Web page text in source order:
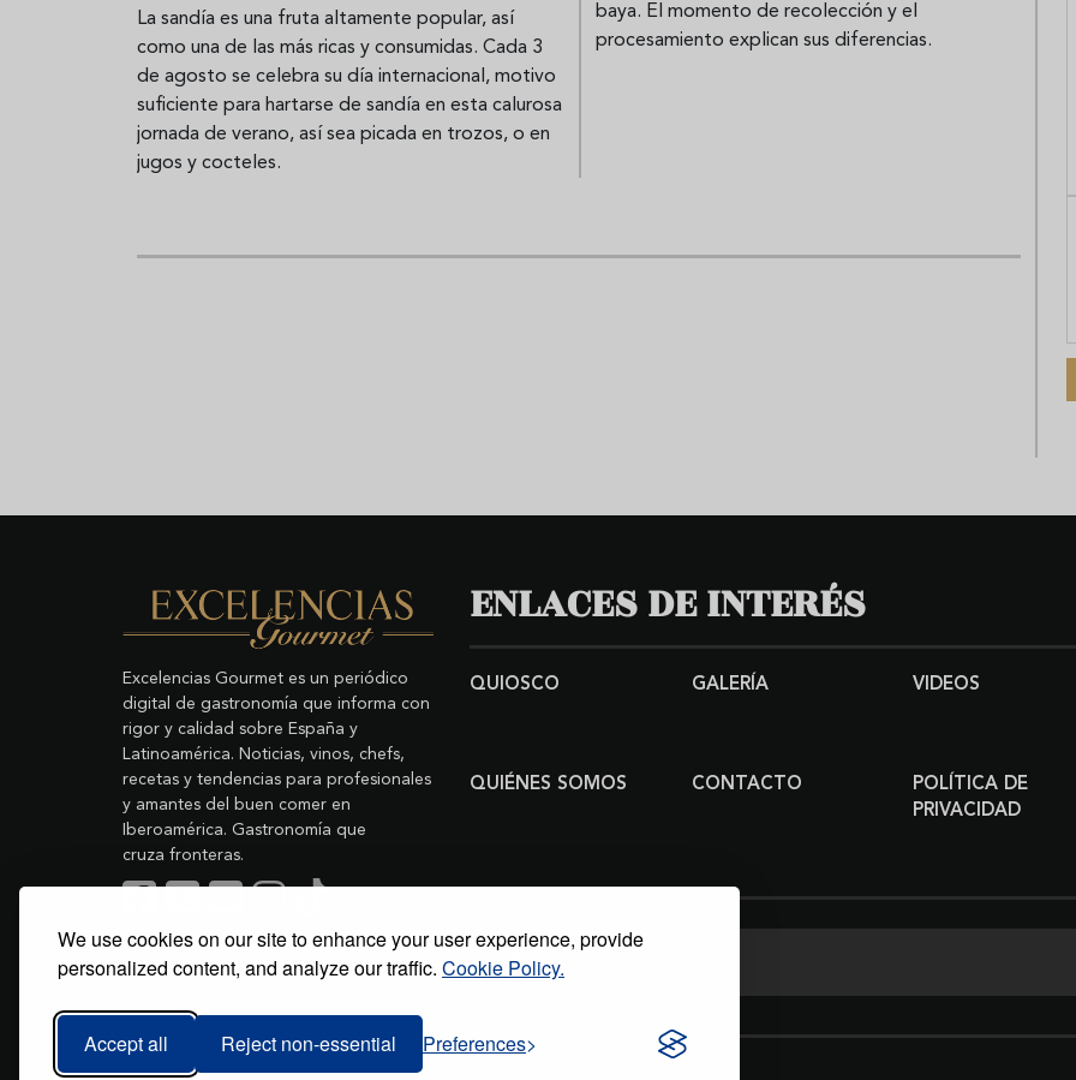
We use cookies on our site to enhance your user experience, provide
personalized content, and analyze our traffic. Cookie Policy.
Accept all Reject non-essential Preferences
La sandía es una fruta altamente popular, así
como una de las más ricas y consumidas. Cada 3
de agosto se celebra su día internacional, motivo
suficiente para hartarse de sandía en esta calurosa
jornada de verano, así sea picada en trozos, o en
jugos y cocteles.
baya. El momento de recolección y el
procesamiento explican sus diferencias.
Excelencias Gourmet es un periódico
digital de gastronomía que informa con
rigor y calidad sobre España y
Latinoamérica. Noticias, vinos, chefs,
recetas y tendencias para profesionales
y amantes del buen comer en
Iberoamérica. Gastronomía que
cruza fronteras.
Copyright © 2011-2026 Excelencias Gourmet.
Todos los derechos reservados.
Grupo Excelencias
ENLACES DE INTERÉS
QUIOSCO GALERÍA VIDEOS
QUIÉNES SOMOS CONTACTO
POLÍTICA DE
PRIVACIDAD
Buscar